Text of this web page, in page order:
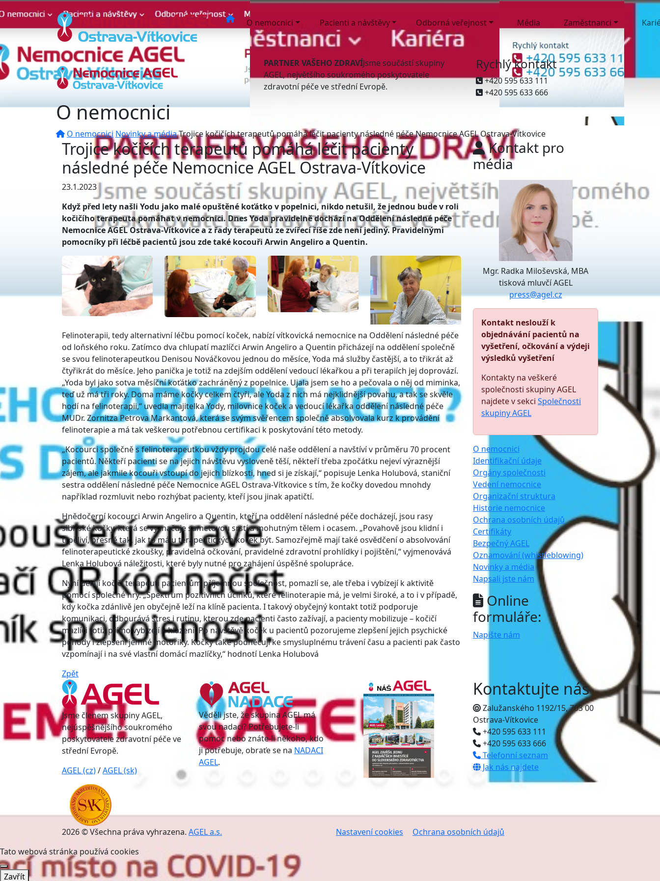
O nemocnici Pacienti a návštěvy Odborná veřejnost Média Zaměstnanci
PARTNER VAŠEHO ZDRAVÍJsme součástí skupiny
AGEL, největšího soukromého poskytovatele
zdravotní péče ve střední Evropě.
Rychlý kontakt
+420 595 633 111
+420 595 633 666
O nemocnici
O nemocnici Novinky a médiaTrojice kočičích terapeutů pomáhá léčit pacienty následné péče Nemocnice AGEL Ostrava-Vítkovice
Trojice kočičích terapeutů pomáhá léčit pacienty
následné péče Nemocnice AGEL Ostrava-Vítkovice
23.1.2023
Když před lety našli Yodu jako malé opuštěné koťátko v popelnici, nikdo netušil, že jednou bude v roli
kočičího terapeuta pomáhat v nemocnici. Dnes Yoda pravidelně dochází na Oddělení následné péče
Nemocnice AGEL Ostrava-Vítkovice a z řady terapeutů ze zvířecí říše zde není jediný. Pravidelnými
pomocníky při léčbě pacientů jsou zde také kocouři Arwin Angeliro a Quentin.
Felinoterapii, tedy alternativní léčbu pomocí koček, nabízí vítkovická nemocnice na Oddělení následné péče
od loňského roku. Zatímco dva chlupatí mazlíčci Arwin Angeliro a Quentin přicházejí na oddělení společně
se svou felinoterapeutkou Denisou Nováčkovou jednou do měsíce, Yoda má služby častější, a to třikrát až
čtyřikrát do měsíce. Jeho panička je totiž na zdejším oddělení vedoucí lékařkou a při terapiích jej doprovází.
„Yoda byl jako sotva měsíční koťátko zachráněný z popelnice. Ujala jsem se ho a pečovala o něj od miminka,
teď už má tři roky. Doma máme kočky celkem čtyři, ale Yoda z nich má nejklidnější povahu, a tak se skvěle
hodí na felinoterapii,“ uvedla majitelka Yody, milovnice koček a vedoucí lékařka oddělení následné péče
MUDr. Zornitza Petrova Markantová, která se svým svěřencem společně absolvovala kurz k provádění
felinoterapie a má tak veškerou potřebnou certifikaci k poskytování této metody.
„Kocourci společně s felinoterapeutkou vždy projdou celé naše oddělení a navštíví v průměru 70 procent
pacientů. Někteří pacienti se na jejich návštěvu vysloveně těší, někteří třeba zpočátku nejeví výraznější
zájem, ale jakmile kocouři vstoupí do jejich blízkosti, hned si je získají,“ popisuje Lenka Holubová, staniční
sestra oddělení následné péče Nemocnice AGEL Ostrava-Vítkovice s tím, že kočky dovedou mnohdy
například rozmluvit nebo rozhýbat pacienty, kteří jsou jinak apatičtí.
Hnědočerní kocourci Arwin Angeliro a Quentin, kteří na oddělení následné péče docházejí, jsou rasy
sibiřské kočky, která se vyznačuje sametovou srstí a mohutným tělem i ocasem. „Povahově jsou klidní i
trpěliví, přesně tak, jak to má u terapeutických koček být. Samozřejmě mají také osvědčení o absolvování
felinoterapeutické zkoušky, pravidelná očkování, pravidelné zdravotní prohlídky i pojištění,“ vyjmenovává
Lenka Holubová náležitosti, které byly nutné pro zahájení úspěšné spolupráce.
Nyní dělají kočičí terapeuti pacientům příjemnou společnost, pomazlí se, ale třeba i vybízejí k aktivitě
pomocí společné hry. „Spektrum pozitivních účinků, které felinoterapie má, je velmi široké, a to i v případě,
kdy kočka zdánlivě jen obyčejně leží na klíně pacienta. I takový obyčejný kontakt totiž podporuje
komunikaci, odbourává stres i rutinu, kterou zde pacienti často zažívají, a pacienty mobilizuje – kočičí
mazlíci totiž přímo vybízejí k hlazení. Po návštěvě koček u pacientů pozorujeme zlepšení jejich psychické
pohody i zlepšení jemné motoriky. Kočky také podněcují ke smysluplnému trávení času a pacienti pak často
vzpomínají i na své vlastní domácí mazlíčky,“ hodnotí Lenka Holubová
Zpět
Kontakt pro
média
Mgr. Radka Miloševská, MBA
tisková mluvčí AGEL
press@agel.cz
Kontakt neslouží k
objednávání pacientů na
vyšetření, očkování a výdeji
výsledků vyšetření
Kontakty na veškeré
společnosti skupiny AGEL
najdete v sekci Společnosti
skupiny AGEL
O nemocnici
Identifikační údaje
Orgány společnosti
Vedení nemocnice
Organizační struktura
Historie nemocnice
Ochrana osobních údajů
Certifikáty
Bezpečný AGEL
Oznamování (whistleblowing)
Novinky a média
Napsali jste nám
Online
formuláře:
Napište nám
Jsme členem skupiny AGEL,
nejúspěšnějšího soukromého
poskytovatele zdravotní péče ve
střední Evropě.
AGEL (cz)/AGEL (sk)
Věděli jste, že skupina AGEL má
svou nadaci? Potřebujete-li
pomoc nebo znáte-li někoho, kdo
ji potřebuje, obraťe se na NADACI
AGEL.
Kontaktujte nás
Zalužanského 1192/15, 703 00
Ostrava-Vítkovice
+420 595 633 111
+420 595 633 666
Telefonní seznam
Jak nás najdete
2026 © Všechna práva vyhrazena. AGEL a.s. Nastavení cookies
Ochrana osobních údajů
Tato webová stránka používá cookies
Zavřít